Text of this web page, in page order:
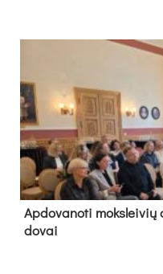
Ap­do­va­no­ti
do­vai